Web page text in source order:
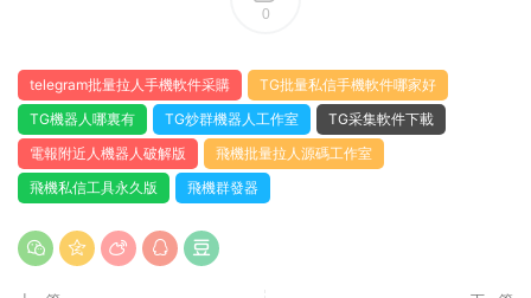
0
telegram批量拉人手機軟件采購
TG批量私信手機軟件哪家好
TG機器人哪裏有
TG炒群機器人工作室
TG采集軟件下載
電報附近人機器人破解版
飛機批量拉人源碼工作室
飛機私信工具永久版
飛機群發器